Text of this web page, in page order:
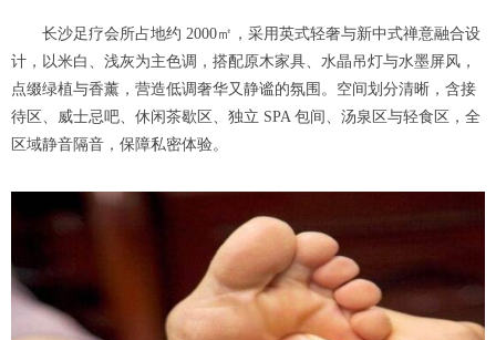
长沙足疗会所占地约 2000㎡，采用英式轻奢与新中式禅意融合设
计，以米白、浅灰为主色调，搭配原木家具、水晶吊灯与水墨屏风，
点缀绿植与香薰，营造低调奢华又静谧的氛围。空间划分清晰，含接
待区、威士忌吧、休闲茶歇区、独立 SPA 包间、汤泉区与轻食区，全
区域静音隔音，保障私密体验。